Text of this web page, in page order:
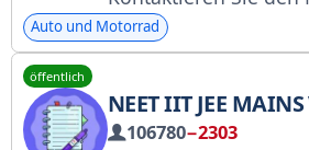
Auto und Motorrad
öffentlich
NEET IIT JEE
106780−2303